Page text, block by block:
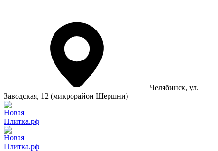
Челябинск, ул.
Заводская, 12 (микрорайон Шершни)